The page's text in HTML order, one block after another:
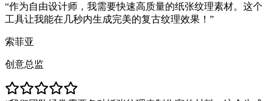
作为自由设计师，我需要快速高质量的纸张纹理素材。这个
工具让我能在几秒内生成完美的复古纹理效果！
索菲亚
创意总监